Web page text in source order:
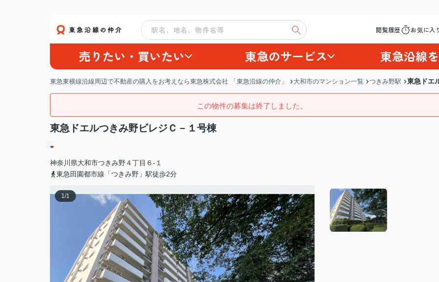
閲覧履歴 お気に入
売りたい・買いたい 東急のサービス 東急沿線
東急東横線沿線周辺で不動産の購入をお考えなら東急株式会社 「東急沿線の仲介」 大和市のマンション一覧 つきみ野駅 東急ドエ
この物件の募集は終了しました。
東急ドエルつきみ野ビレジＣ－１号棟
-
神奈川県大和市つきみ野４丁目６-１
東急田園都市線「つきみ野」駅徒歩2分
1/1